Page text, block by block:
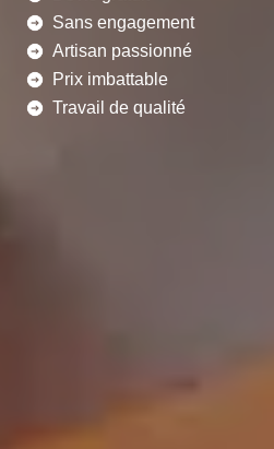
Sans engagement
Artisan passionné
Prix imbattable
Travail de qualité